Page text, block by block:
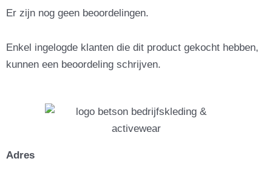
Er zijn nog geen beoordelingen.
Enkel ingelogde klanten die dit product gekocht hebben,
kunnen een beoordeling schrijven.
Adres